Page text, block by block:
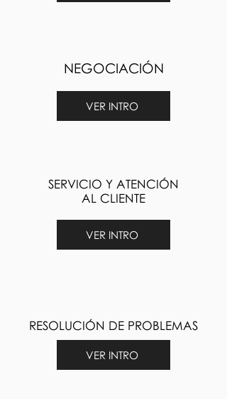
NEGOCIACIÓN
VER INTRO
SERVICIO Y ATENCIÓN
AL CLIENTE
VER INTRO
RESOLUCIÓN DE PROBLEMAS
VER INTRO